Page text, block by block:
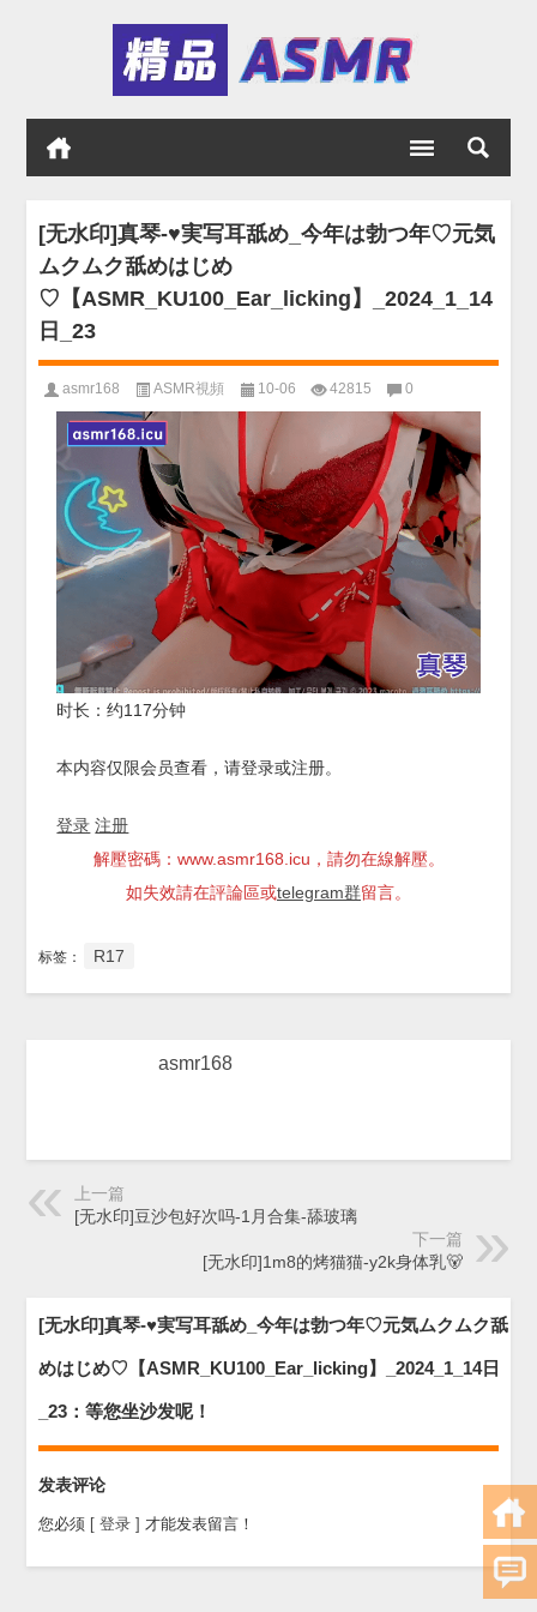
[无水印]真琴-♥️実写耳舐め_今年は勃つ年♡元気
ムクムク舐めはじめ
♡【ASMR_KU100_Ear_licking】_2024_1_14
日_23
asmr168 ASMR視頻 10-06 42815 0
时长：约117分钟
本内容仅限会员查看，请登录或注册。
登录 注册
解壓密碼：www.asmr168.icu，請勿在線解壓。
如失效請在評論區或telegram群留言。
标签： R17
asmr168
上一篇
[无水印]豆沙包好次吗-1月合集-舔玻璃
下一篇
[无水印]1m8的烤猫猫-y2k身体乳🐻
[无水印]真琴-♥️実写耳舐め_今年は勃つ年♡元気ムクムク舐
めはじめ♡【ASMR_KU100_Ear_licking】_2024_1_14日
_23：等您坐沙发呢！
发表评论
您必须 [ 登录 ] 才能发表留言！